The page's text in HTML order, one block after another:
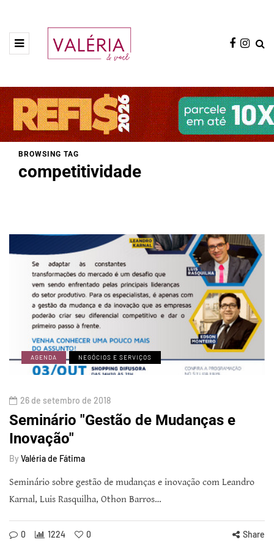
BROWSING TAG
competitividade
AGENDA NEGÓCIOS E SERVIÇOS
26 de setembro de 2018
Seminário "Gestão de Mudanças e
Inovação"
By Valéria de Fátima
Seminário sobre gestão de mudanças e inovação com Leandro
Karnal, Luis Rasquilha, Othon Barros…
0 1224 0 Share